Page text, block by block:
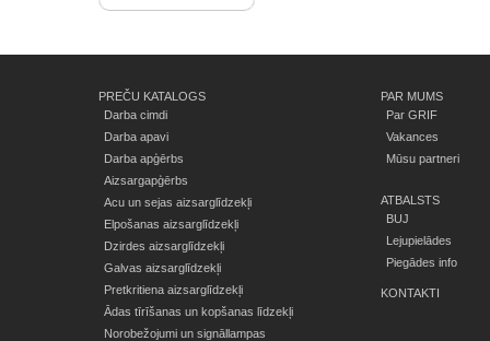
PREČU KATALOGS
Darba cimdi
Darba apavi
Darba apģērbs
Aizsargapģērbs
Acu un sejas aizsarglīdzekļi
Elpošanas aizsarglīdzekļi
Dzirdes aizsarglīdzekļi
Galvas aizsarglīdzekļi
Pretkritiena aizsarglīdzekļi
Ādas tīrīšanas un kopšanas līdzekļi
Norobežojumi un signāllampas
PAR MUMS
Par GRIF
Vakances
Mūsu partneri
ATBALSTS
BUJ
Lejupielādes
Piegādes info
KONTAKTI